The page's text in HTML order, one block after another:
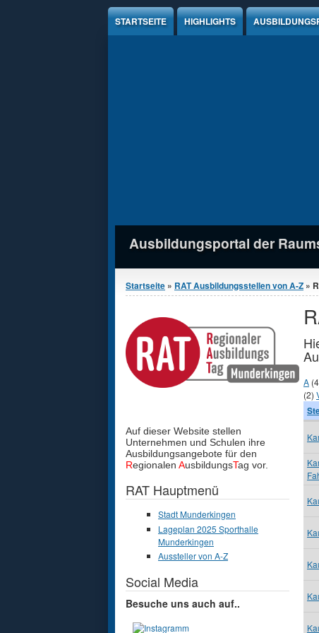
STARTSEITE HIGHLIGHTS
Ausbildungsportal der
Sie sind hier
Startseite » RAT Ausbildungsstellen von A-Z »
A
(2)
Auf dieser Website stellen
Unternehmen und Schulen ihre
Ausbildungsangebote für den
Regionalen AusbildungsTag vor.
RAT Hauptmenü
Stadt Munderkingen
Lageplan 2025 Sporthalle
Munderkingen
Aussteller von A-Z
Social Media
Besuche uns auch auf..